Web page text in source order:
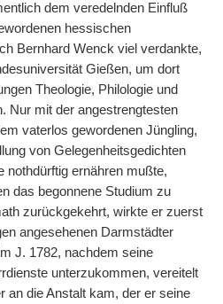
dem veredelnden Einfluß
hessischen
Bernhard Wenck viel verdankte,
Gießen, um dort
Theologie, Philologie und
Nur mit der angestrengtesten
vaterlos gewordenen Jüngling,
von Gelegenheitsgedichten
nothdürftig ernähren mußte,
das begonnene Studium zu
zurückgekehrt, wirkte er zuerst
angesehenen Darmstädter
J. 1782, nachdem seine
unterzukommen, vereitelt
an die Anstalt kam, der er seine